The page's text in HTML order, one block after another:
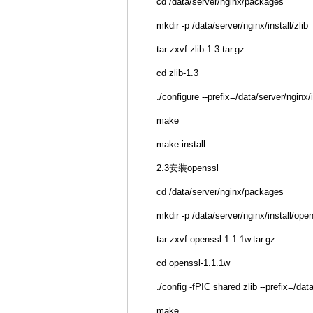
mkdir -p /data/server/nginx/install/zlib
tar zxvf zlib-1.3.tar.gz
cd zlib-1.3
./configure --prefix=/data/server/
make
make install
2.3安装openssl
cd /data/server/nginx/packages
mkdir -p /data/server/nginx/install/
tar zxvf openssl-1.1.1w.tar.gz
cd openssl-1.1.1w
./config -fPIC shared zlib --prefix=/
make